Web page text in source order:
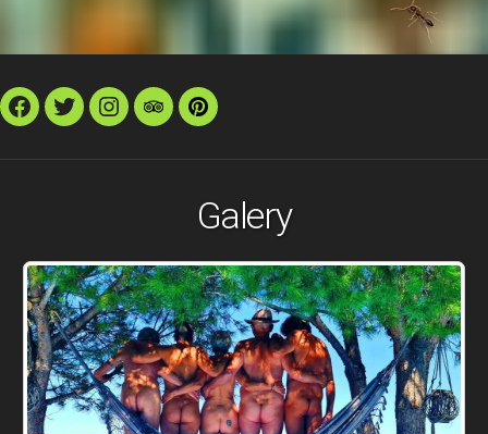
Facebook
TwitterInstagramTripAdvisor
Pinterest
Galery